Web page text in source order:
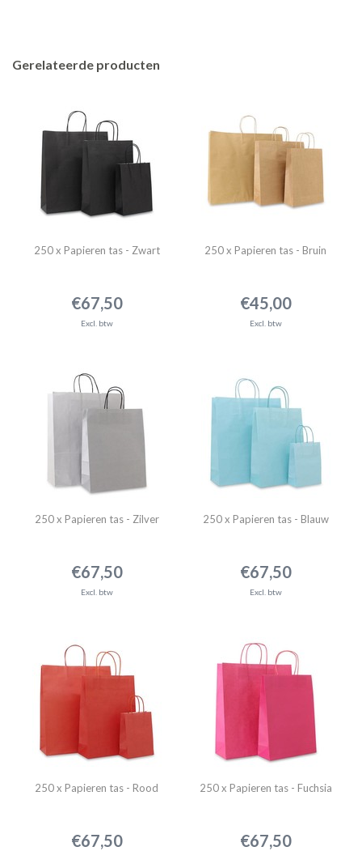
Gerelateerde producten
250 x Papieren tas - Zwart
€67,50
Excl. btw
250 x Papieren tas - Bruin
€45,00
Excl. btw
250 x Papieren tas - Zilver
€67,50
Excl. btw
250 x Papieren tas - Blauw
€67,50
Excl. btw
250 x Papieren tas - Rood
€67,50
250 x Papieren tas - Fuchsia
€67,50